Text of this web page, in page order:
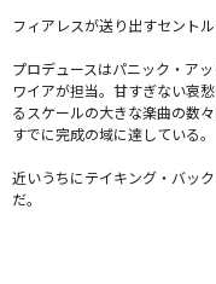
フィアレスが送り出すセント
プロデュースはパニック・ア
ワイアが担当。甘すぎない哀
るスケールの大きな楽曲の数
すでに完成の域に達している。
近いうちにテイキング・バッ
だ。